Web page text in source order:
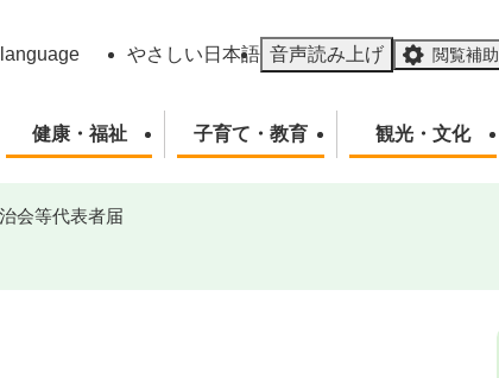
やさしい日本語 音声読み上げ 閲覧補助
健康・福祉 子育て・教育 観光・文化
会等代表者届